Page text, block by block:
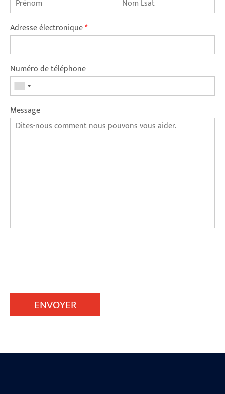
Adresse électronique*
Numéro de téléphone
Message
ENVOYER